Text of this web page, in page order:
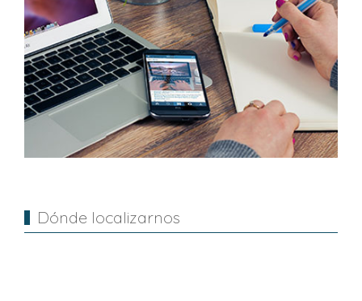
Dónde localizarnos